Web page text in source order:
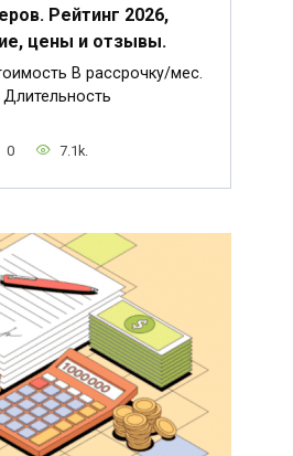
Рейтинг 2026,
цены и отзывы.
В рассрочку/мес.
Длительность
0 7.1k.